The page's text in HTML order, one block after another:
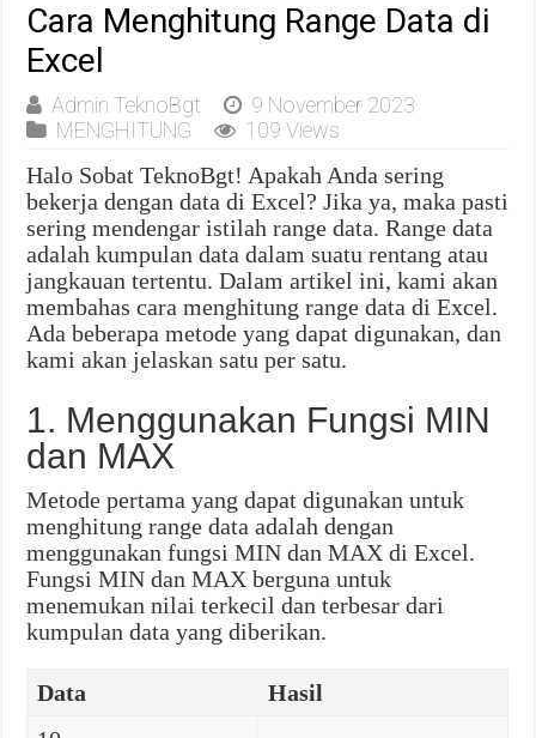
Cara Menghitung Range Data di
Excel
Admin TeknoBgt
9 November 2023
MENGHITUNG
109 Views
Halo Sobat TeknoBgt! Apakah Anda sering
bekerja dengan data di Excel? Jika ya, maka pasti
sering mendengar istilah range data. Range data
adalah kumpulan data dalam suatu rentang atau
jangkauan tertentu. Dalam artikel ini, kami akan
membahas cara menghitung range data di Excel.
Ada beberapa metode yang dapat digunakan, dan
kami akan jelaskan satu per satu.
1. Menggunakan Fungsi MIN
dan MAX
Metode pertama yang dapat digunakan untuk
menghitung range data adalah dengan
menggunakan fungsi MIN dan MAX di Excel.
Fungsi MIN dan MAX berguna untuk
menemukan nilai terkecil dan terbesar dari
kumpulan data yang diberikan.
Data
Hasil